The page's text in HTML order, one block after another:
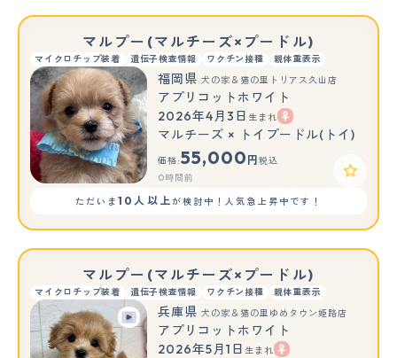
マルプー(マルチーズ×プードル)
マイクロチップ装着 遺伝子検査情報 ワクチン接種 親体重表示
福岡県 犬の家＆猫の里トリアス久山店
アプリコットホワイト
2026年4月3日 生まれ
マルチーズ × トイプードル(トイ)
価格:55,000 円 税込
0時間前
ただいま10人以上が検討中！人気急上昇中です！
マルプー(マルチーズ×プードル)
マイクロチップ装着 遺伝子検査情報 ワクチン接種 親体重表示
兵庫県 犬の家＆猫の里ゆめタウン姫路店
アプリコットホワイト
2026年5月1日 生まれ